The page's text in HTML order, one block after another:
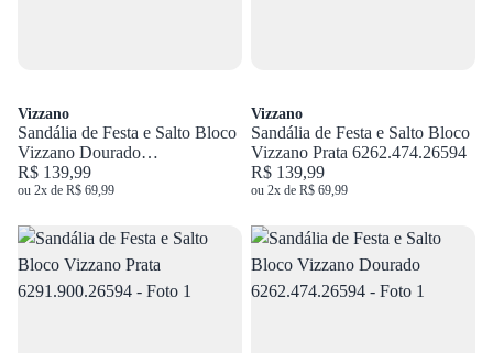
Vizzano
Sandália de Festa e Salto Bloco
Vizzano Dourado
6291.900.26594
R$ 139,99
ou 2x de R$ 69,99
Vizzano
Sandália de Festa e Salto Bloco
Vizzano Prata 6262.474.26594
R$ 139,99
ou 2x de R$ 69,99